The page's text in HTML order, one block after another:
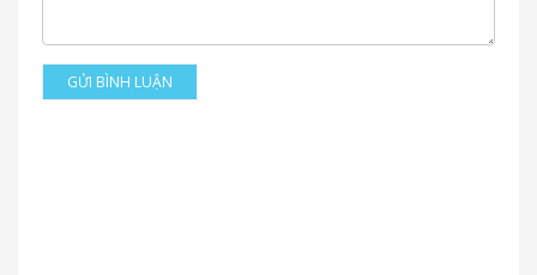
GỬI BÌNH LUẬN